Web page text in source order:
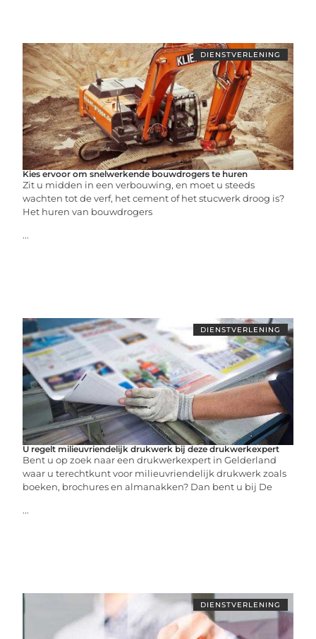
DIENSTVERLENING
Kies ervoor om snelwerkende bouwdrogers te huren
Zit u midden in een verbouwing, en moet u steeds
wachten tot de verf, het cement of het stucwerk droog is?
Het huren van bouwdrogers
...
DIENSTVERLENING
U regelt milieuvriendelijk drukwerk bij deze drukwerkexpert
Bent u op zoek naar een drukwerkexpert in Gelderland
waar u terechtkunt voor milieuvriendelijk drukwerk zoals
boeken, brochures en almanakken? Dan bent u bij De
...
DIENSTVERLENING